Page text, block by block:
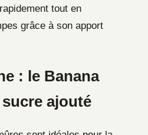
tout en
grâce à son apport
: le Banana
ajouté